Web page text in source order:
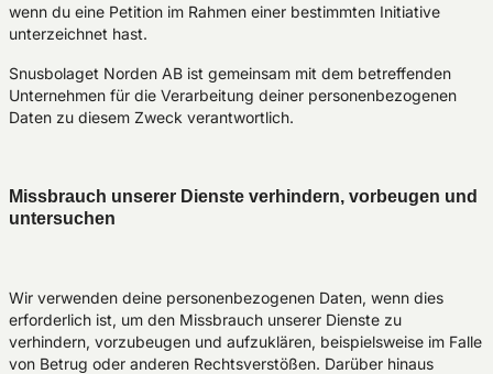
wenn du eine Petition im Rahmen einer bestimmten Initiative
unterzeichnet hast.
Snusbolaget Norden AB ist gemeinsam mit dem betreffenden
Unternehmen für die Verarbeitung deiner personenbezogenen
Daten zu diesem Zweck verantwortlich.
Missbrauch unserer Dienste verhindern, vorbeugen und
untersuchen
Wir verwenden deine personenbezogenen Daten, wenn dies
erforderlich ist, um den Missbrauch unserer Dienste zu
verhindern, vorzubeugen und aufzuklären, beispielsweise im Falle
von Betrug oder anderen Rechtsverstößen. Darüber hinaus